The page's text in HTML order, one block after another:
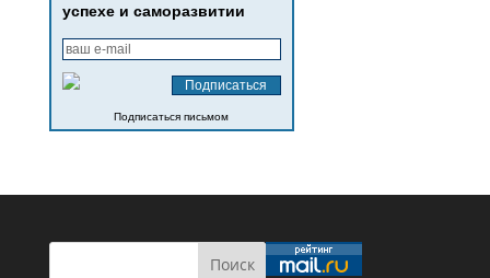
успехе и саморазвитии
Подписаться письмом